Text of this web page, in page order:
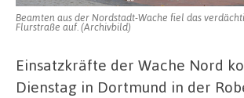
Beamten aus der Nordstadt-Wache fiel das
Flurstraße auf. (Archivbild)
Einsatzkräfte der Wache Nord
Dienstag in Dortmund in der